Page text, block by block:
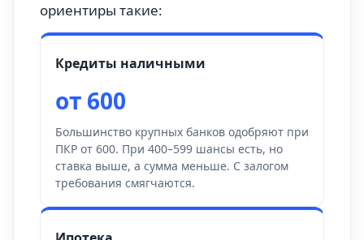
ориентиры такие:
Кредиты наличными
от 600
Большинство крупных банков одобряют при
ПКР от 600. При 400–599 шансы есть, но
ставка выше, а сумма меньше. С залогом
требования смягчаются.